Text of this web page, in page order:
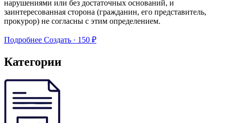
нарушениями или без достаточных оснований, и
заинтересованная сторона (гражданин, его представитель,
прокурор) не согласны с этим определением.
Подробнее Создать · 150 ₽
Категории